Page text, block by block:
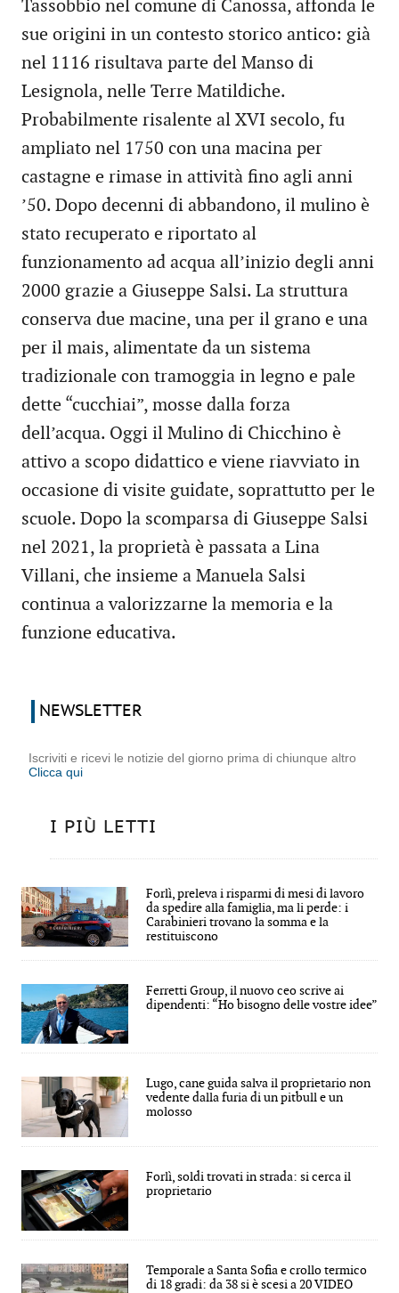
Tassobbio nel comune di Canossa, affonda le
sue origini in un contesto storico antico: già
nel 1116 risultava parte del Manso di
Lesignola, nelle Terre Matildiche.
Probabilmente risalente al XVI secolo, fu
ampliato nel 1750 con una macina per
castagne e rimase in attività fino agli anni
’50. Dopo decenni di abbandono, il mulino è
stato recuperato e riportato al
funzionamento ad acqua all’inizio degli anni
2000 grazie a Giuseppe Salsi. La struttura
conserva due macine, una per il grano e una
per il mais, alimentate da un sistema
tradizionale con tramoggia in legno e pale
dette “cucchiai”, mosse dalla forza
dell’acqua. Oggi il Mulino di Chicchino è
attivo a scopo didattico e viene riavviato in
occasione di visite guidate, soprattutto per le
scuole. Dopo la scomparsa di Giuseppe Salsi
nel 2021, la proprietà è passata a Lina
Villani, che insieme a Manuela Salsi
continua a valorizzarne la memoria e la
funzione educativa.
NEWSLETTER
Iscriviti e ricevi le notizie del giorno prima di chiunque altro
Clicca qui
I PIÙ LETTI
Forlì, preleva i risparmi di mesi di lavoro
da spedire alla famiglia, ma li perde: i
Carabinieri trovano la somma e la
restituiscono
Ferretti Group, il nuovo ceo scrive ai
dipendenti: “Ho bisogno delle vostre idee”
Lugo, cane guida salva il proprietario non
vedente dalla furia di un pitbull e un
molosso
Forlì, soldi trovati in strada: si cerca il
proprietario
Temporale a Santa Sofia e crollo termico
di 18 gradi: da 38 si è scesi a 20 VIDEO